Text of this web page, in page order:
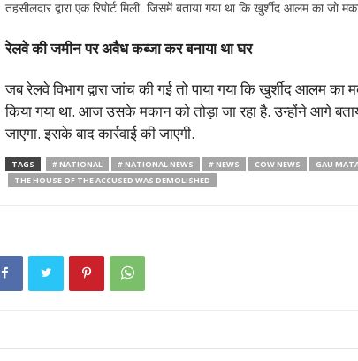
तहसीलदार द्वारा एक रिपोर्ट मिली. जिसमें बताया गया था कि खुर्शीद आलम का
रेलवे की जमीन पर अवैध कब्जा कर बनाया था घर
जब रेलवे विभाग द्वारा जांच की गई तो पाया गया कि खुर्शीद आलम
किया गया था. आज उसके मकान को तोड़ा जा रहा है. उन्होंने आगे
जाएगा. इसके बाद कार्रवाई की जाएगी.
TAGS # NATIONAL # NATIONAL NEWS # NEWS COW NEWS GAU
THE HOUSE OF THE ACCUSED WAS DEMOLISHED